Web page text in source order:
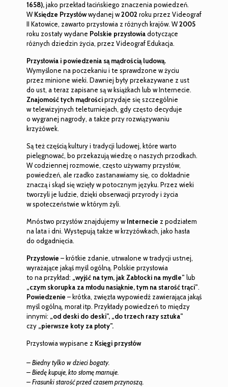
1658),jako przekład łacińskiego znaczenia powiedzeń.
WKsiędze Przysłówwydanej w2002 roku przez Videograf
II Katowice, zawarto przysłowia z różnych krajów. W2005
roku zostały wydane Polskie przysłowiadotyczące
różnych dziedzin życia, przez Videograf Edukacja.
Przysłowia i powiedzenia są mądrością ludową.
Wymyślone na poczekaniu i te sprawdzone w życiu
przez minione wieki. Dawniej były przekazywane z ust
do ust, a teraz zapisane są w książkach lub w Internecie.
Znajomość tych mądrościprzydaje się szczególnie
w telewizyjnych teleturniejach, gdy często decyduje
o wygranej nagrody, a także przy rozwiązywaniu
krzyżówek.
Są też częścią kultury i tradycji ludowej, które warto
pielęgnować, bo przekazują wiedzę o naszych przodkach.
W codziennej rozmowie, często używamy przysłów,
powiedzeń, ale rzadko zastanawiamy się, co dokładnie
znaczą i skąd się wzięły w potocznym języku. Przez wieki
tworzyli je ludzie, dzięki obserwacji przyrody i życia
w społeczeństwie w którym żyli.
Mnóstwo przysłów znajdujemy wInternecie z podziałem
na lata i dni. Występują także w krzyżówkach, jako hasła
do odgadnięcia.
Przysłowie – krótkie zdanie, utrwalone w tradycji ustnej,
wyrażające jakąś myśl ogólną. Polskie przysłowia
to na przykład: „wyjść na tym, jak Zabłocki na mydle” lub
„czym skorupka za młodu nasiąknie, tym na starość trąci”.
Powiedzenie – krótka, zwięzła wypowiedź zawierająca jakąś
myśl ogólną, morał itp. Przykłady powiedzeń to między
innymi: „od deski do deski”, „do trzech razy sztuka”
czy „pierwsze koty za płoty”.
Przysłowia wypisane z Księgi przysłów
–Biedny tylko w dzieci bogaty.
– Biedę kupuje, kto słomę marnuje.
– Frasunki starość przed czasem przynoszą.